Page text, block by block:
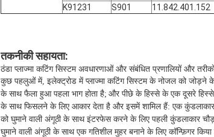
K91231
S901 11.842.401.152
तकनीकी सहायता:
ठंडा प्लाज्मा कटिंग सिस्टम अवधारणाओं और संबंधित प्रणालियों और
कुछ पहलुओं में, इलेक्ट्रोड में प्लाज्मा कटिंग सिस्टम के नोजल को जोड़ने के
के साथ फैला हुआ पहला भाग होता है; और पीछे के हिस्से के एक दूसरे हिस्से
के साथ फिसलने के लिए आकार देता है और इसमें शामिल हैं: एक
को घुमाने वाली अंगूठी के साथ इंटरफेस करने के लिए पहली कुंडलाकार
घुमाने वाली अंगूठी के साथ एक गतिशील मुहर बनाने के लिए कॉन्फ़िगर